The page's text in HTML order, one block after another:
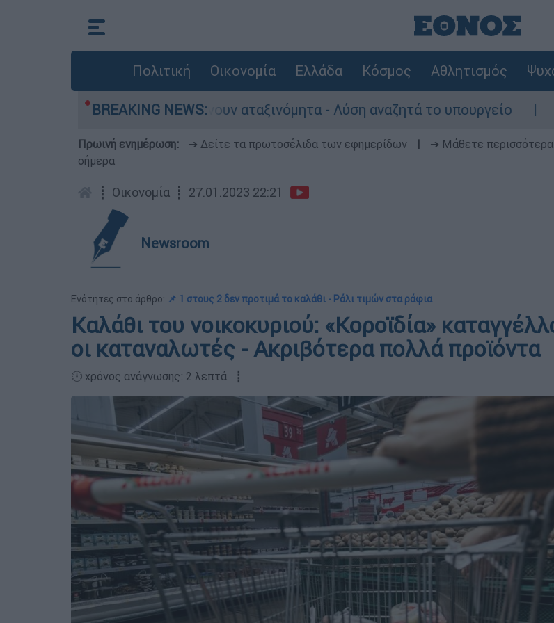
Πολιτική Οικονομία Ελλάδα Κόσμος Αθλητισμός
BREAKING NEWS:
παραμένουν αταξινόμητα - Λύση αναζητά το υπουργείο Γυναίκα
Πρωινή ενημέρωση: ➔ Δείτε τα πρωτοσέλιδα των εφημερίδων ➔ Μάθετε περισσότερα
σήμερα
┋ Οικονομία ┋ 27.01.2023 22:21
Newsroom
Ενότητες στο άρθρο: 📌 1 στους 2 δεν προτιμά το καλάθι - Ράλι τιμών στα ράφια
Καλάθι του νοικοκυριού: «Κοροϊδία»
οι καταναλωτές - Ακριβότερα πολλά προϊόντα
🕛 χρόνος ανάγνωσης: 2 λεπτά ┋